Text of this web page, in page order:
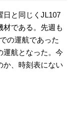
日と同じくJL107
材である。先週も
の運航であった
運航となった。今
か、時刻表にない